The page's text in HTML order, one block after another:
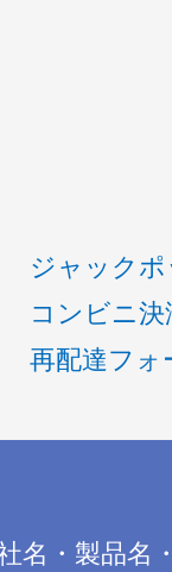
ジャック
コンビニ決
再配達フォ
・製品名